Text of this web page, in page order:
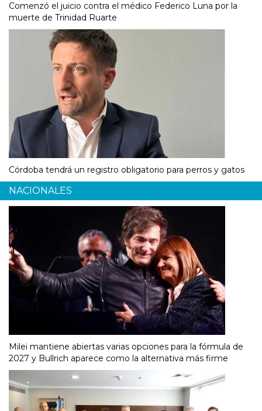
Comenzó el juicio contra el médico Federico Luna por la
muerte de Trinidad Ruarte
Córdoba tendrá un registro obligatorio para perros y gatos
NACIONALES
Milei mantiene abiertas varias opciones para la fórmula de
2027 y Bullrich aparece como la alternativa más firme